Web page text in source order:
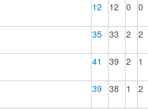
12 12 0 0
35 33 2 2
41 39 2 1
39 38 1 2